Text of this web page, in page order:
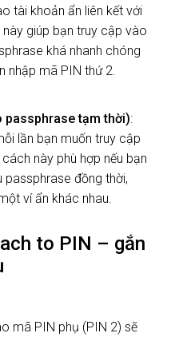
tài khoản ẩn liên kết với
giúp bạn truy cập vào
khá nhanh chóng
nhập mã PIN thứ 2.
passphrase tạm thời):
lần bạn muốn truy cập
này phù hợp nếu bạn
passphrase đồng thời,
ví ẩn khác nhau.
to PIN – gắn
mã PIN phụ (PIN 2) sẽ